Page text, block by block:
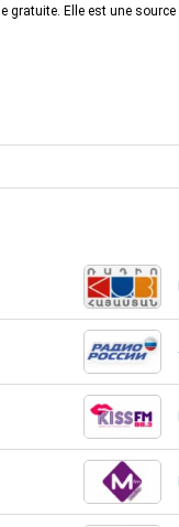
Elle est une